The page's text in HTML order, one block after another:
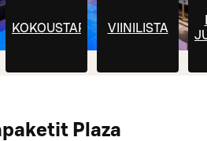
KOKOUSTARJOILUTVIINILISTA
Plaza